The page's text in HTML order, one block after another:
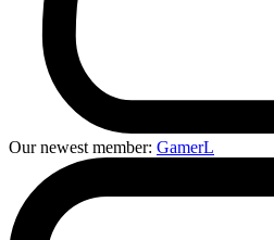
Our newest member: GamerL